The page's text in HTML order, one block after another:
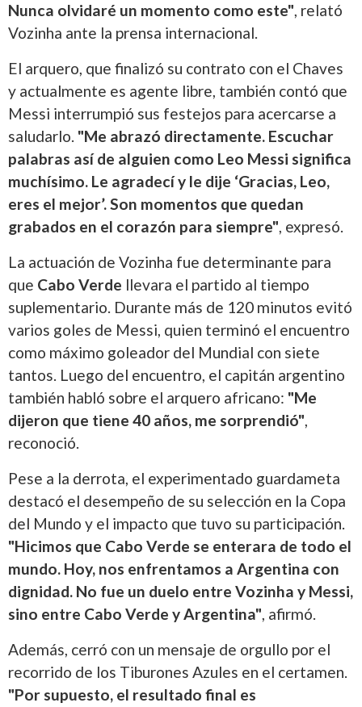
Nunca olvidaré un momento como este", relató
Vozinha ante la prensa internacional.
El arquero, que finalizó su contrato con el Chaves
y actualmente es agente libre, también contó que
Messi interrumpió sus festejos para acercarse a
saludarlo. "Me abrazó directamente. Escuchar
palabras así de alguien como Leo Messi significa
muchísimo. Le agradecí y le dije ‘Gracias, Leo,
eres el mejor’. Son momentos que quedan
grabados en el corazón para siempre", expresó.
La actuación de Vozinha fue determinante para
que Cabo Verde llevara el partido al tiempo
suplementario. Durante más de 120 minutos evitó
varios goles de Messi, quien terminó el encuentro
como máximo goleador del Mundial con siete
tantos. Luego del encuentro, el capitán argentino
también habló sobre el arquero africano: "Me
dijeron que tiene 40 años, me sorprendió",
reconoció.
Pese a la derrota, el experimentado guardameta
destacó el desempeño de su selección en la Copa
del Mundo y el impacto que tuvo su participación.
"Hicimos que Cabo Verde se enterara de todo el
mundo. Hoy, nos enfrentamos a Argentina con
dignidad. No fue un duelo entre Vozinha y Messi,
sino entre Cabo Verde y Argentina", afirmó.
Además, cerró con un mensaje de orgullo por el
recorrido de los Tiburones Azules en el certamen.
"Por supuesto, el resultado final es